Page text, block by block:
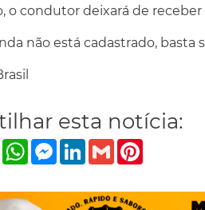
o condutor deixará de
não está cadastrado, basta
esta notícia:
EmailWhatsApp
Messenger
LinkedIn
Gmail